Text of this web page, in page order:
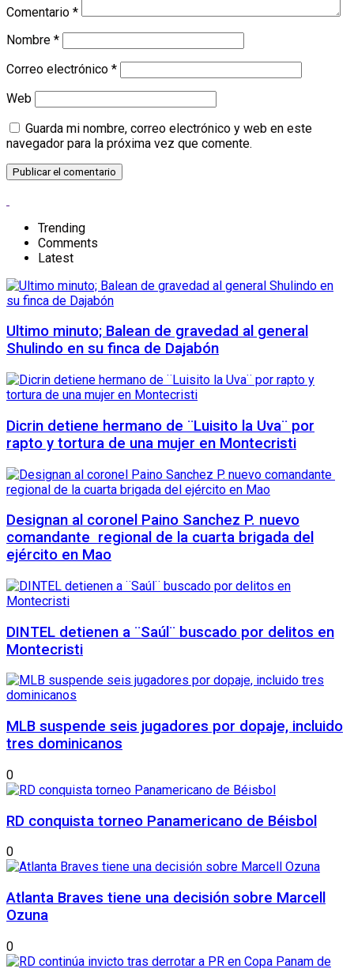
Comentario *
Nombre *
Correo electrónico *
Web
Guarda mi nombre, correo electrónico y web en este
navegador para la próxima vez que comente.
Trending
Comments
Latest
Ultimo minuto; Balean de gravedad al general
Shulindo en su finca de Dajabón
Dicrin detiene hermano de ¨Luisito la Uva¨ por
rapto y tortura de una mujer en Montecristi
Designan al coronel Paino Sanchez P. nuevo
comandante regional de la cuarta brigada del
ejército en Mao
DINTEL detienen a ¨Saúl¨ buscado por delitos en
Montecristi
MLB suspende seis jugadores por dopaje, incluido
tres dominicanos
0
RD conquista torneo Panamericano de Béisbol
0
Atlanta Braves tiene una decisión sobre Marcell
Ozuna
0